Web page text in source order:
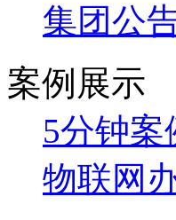
集团公
案例展示
5分钟案
物联网